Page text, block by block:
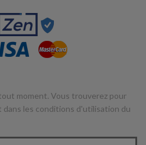
moment. Vous trouverez pour
les conditions d'utilisation du